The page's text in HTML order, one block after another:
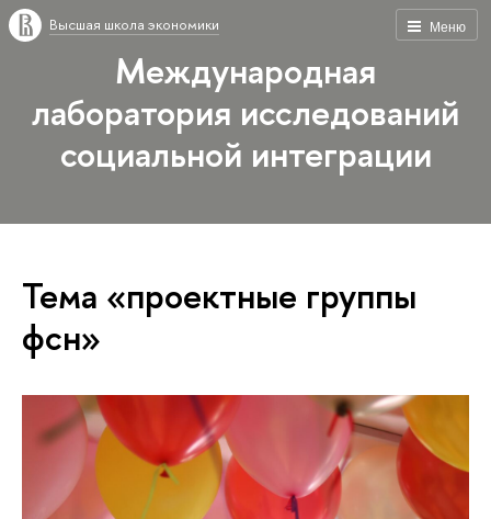
Меню
Высшая школа экономики
Международная
лаборатория исследований
социальной интеграции
Тема «проектные группы
фсн»